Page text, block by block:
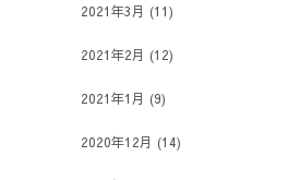
2021年3月 (11)
2021年2月 (12)
2021年1月 (9)
2020年12月 (14)